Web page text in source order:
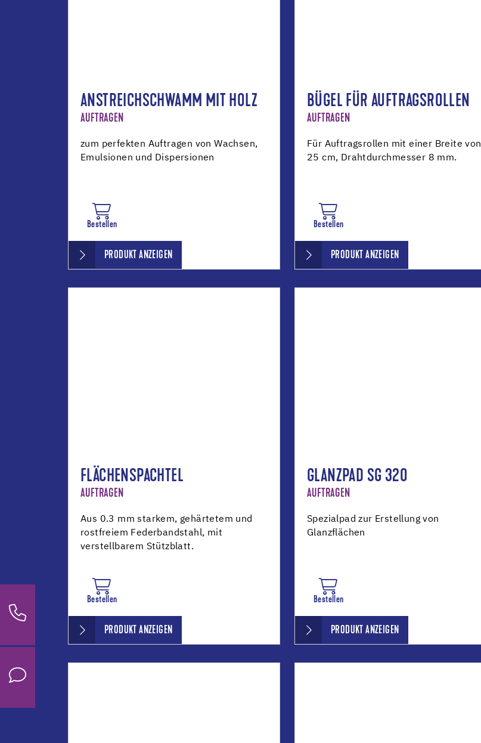
ANSTREICHSCHWAMM MIT HOLZ
AUFTRAGEN
zum perfekten Auftragen von Wachsen,
Emulsionen und Dispersionen
Bestellen
PRODUKT ANZEIGEN
BÜGEL FÜR AUFTRAGSROLLEN
AUFTRAGEN
Für Auftragsrollen mit einer Breite von
25 cm, Drahtdurchmesser 8 mm.
Bestellen
PRODUKT ANZEIGEN
FLÄCHENSPACHTEL
AUFTRAGEN
Aus 0.3 mm starkem, gehärtetem und
rostfreiem Federbandstahl, mit
verstellbarem Stützblatt.
Bestellen
PRODUKT ANZEIGEN
GLANZPAD SG 320
AUFTRAGEN
Spezialpad zur Erstellung von
Glanzflächen
Bestellen
PRODUKT ANZEIGEN